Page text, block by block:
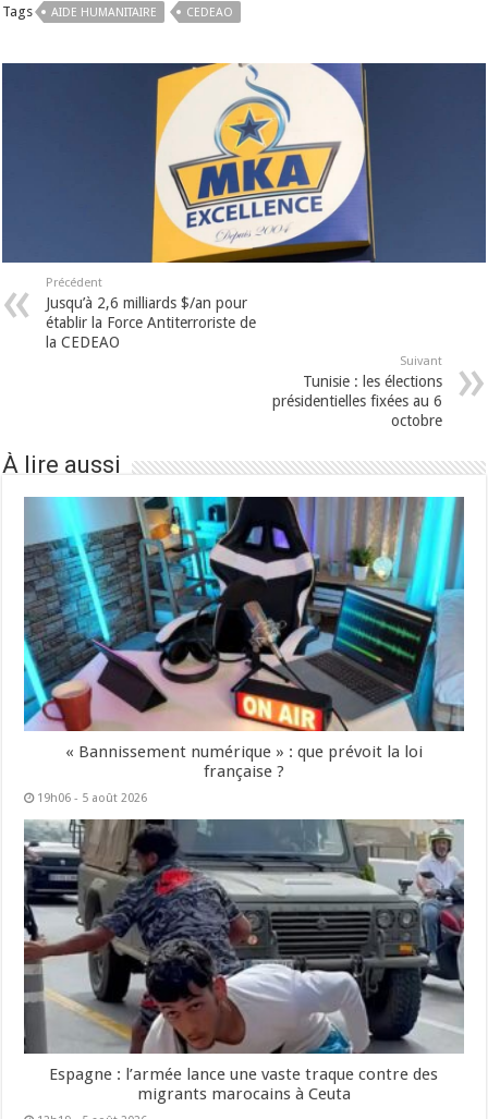
Tags AIDE HUMANITAIRE CEDEAO
Précédent
Jusqu’à 2,6 milliards $/an pour
établir la Force Antiterroriste de
la CEDEAO
Suivant
Tunisie : les élections
présidentielles fixées au 6
octobre
À lire aussi
« Bannissement numérique » : que prévoit la loi
française ?
19h06 - 5 août 2026
Espagne : l’armée lance une vaste traque contre des
migrants marocains à Ceuta